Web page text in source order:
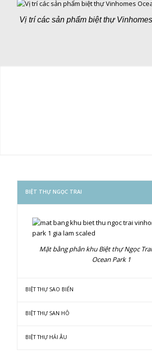
Vị trí các sản phẩm biệt thự
BIỆT THỰ NGỌC TRAI
Mặt bằng phân khu Biệt thự Ngọc
Ocean Park 1
BIỆT THỰ SAO BIỂN
BIỆT THỰ SAN HÔ
BIỆT THỰ HẢI ÂU